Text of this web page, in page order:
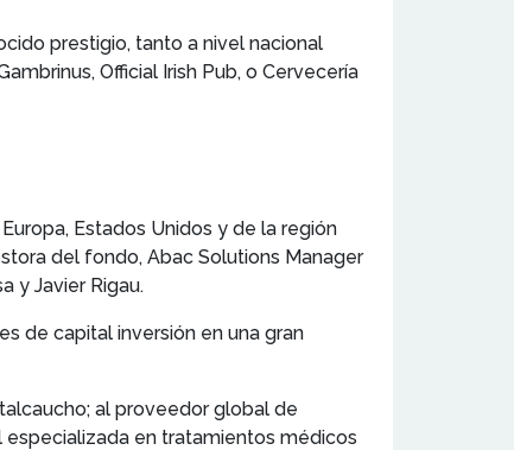
prestigio, tanto a nivel nacional
Official Irish Pub, o Cervecería
Estados Unidos y de la región
del fondo, Abac Solutions Manager
y Javier Rigau.
de capital inversión en una gran
al proveedor global de
especializada en tratamientos médicos